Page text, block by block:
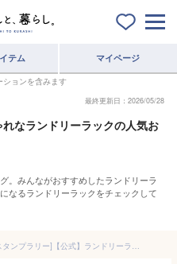
テム マイページ
ションを含みます
最終更新日：2026/05/28
れなランドリーラックの人気お
。みんながおすすめしたランドリーラ
なるランドリーラックをチェックして
[エントリーでポイント最大10倍/スタンプラリー]【公式】ランドリーラック 縦型 アイリスオーヤマ 伸縮 おしゃれ 縦型 突っ張り スリム つっぱり 伸縮 省スペース つっぱり ラック 洗濯ラック ランドリー ライトナチュラル ブラック アッシュ TLR-4